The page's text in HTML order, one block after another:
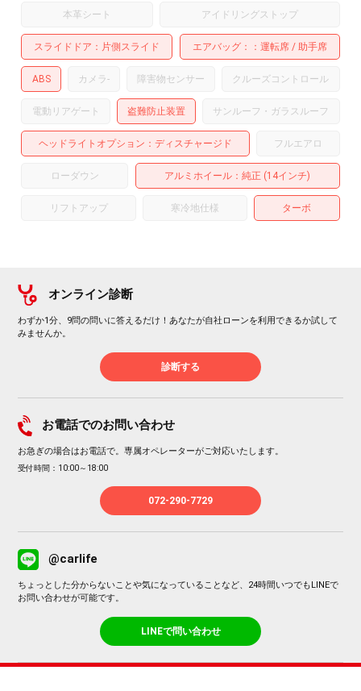
本革シート アイドリングストップ
スライドドア 片側スライド エアバッグ： 運転席 助手席
ABS カメラ- 障害物センサー クルーズコントロール
電動リアゲート 盗難防止装置 サンルーフ・ガラスルーフ
ヘッドライトオプション ディスチャージド フルエアロ
ローダウン アルミホイール ：純正 (14インチ)
リフトアップ 寒冷地仕様 ターボ
オンライン診断
わずか1分、9問の問いに答えるだけ！あなたが自社ローンを利用できるか試して
みませんか。
診断する
お電話でのお問い合わせ
お急ぎの場合はお電話で。専属オペレーターがご対応いたします。
受付時間：10:00～18:00
072-290-7729
@carlife
ちょっとした分からないことや気になっていることなど、24時間いつでもLINEで
お問い合わせが可能です。
LINEで問い合わせ